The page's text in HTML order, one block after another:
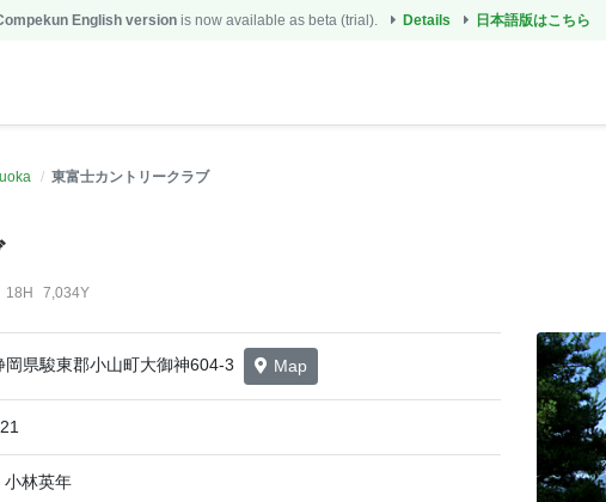
English versionis now available as beta (trial). Details 日本語版はこちら
東富士カントリークラブ
18H 7,034Y
県駿東郡小山町大御神604-3 Map
小林英年